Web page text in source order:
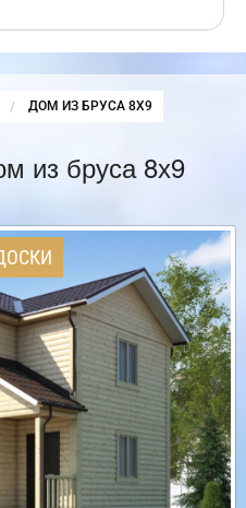
CURRENT:
ДОМ ИЗ БРУСА 8Х9
из бруса 8х9